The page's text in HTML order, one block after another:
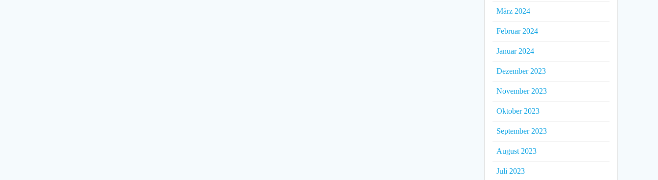
März 2024
Februar 2024
Januar 2024
Dezember 2023
November 2023
Oktober 2023
September 2023
August 2023
Juli 2023